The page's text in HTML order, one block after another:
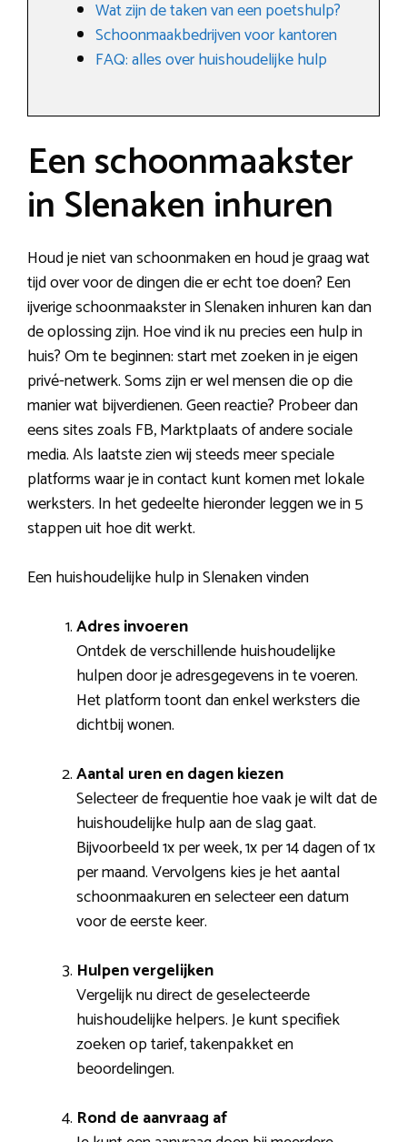
Wat zijn de taken van een poetshulp?
Schoonmaakbedrijven voor kantoren
FAQ: alles over huishoudelijke hulp
Een schoonmaakster
in Slenaken inhuren
Houd je niet van schoonmaken en houd je graag wat
tijd over voor de dingen die er echt toe doen? Een
ijverige schoonmaakster in Slenaken inhuren kan dan
de oplossing zijn. Hoe vind ik nu precies een hulp in
huis? Om te beginnen: start met zoeken in je eigen
privé-netwerk. Soms zijn er wel mensen die op die
manier wat bijverdienen. Geen reactie? Probeer dan
eens sites zoals FB, Marktplaats of andere sociale
media. Als laatste zien wij steeds meer speciale
platforms waar je in contact kunt komen met lokale
werksters. In het gedeelte hieronder leggen we in 5
stappen uit hoe dit werkt.
Een huishoudelijke hulp in Slenaken vinden
Adres invoeren
Ontdek de verschillende huishoudelijke
hulpen door je adresgegevens in te voeren.
Het platform toont dan enkel werksters die
dichtbij wonen.
Aantal uren en dagen kiezen
Selecteer de frequentie hoe vaak je wilt dat de
huishoudelijke hulp aan de slag gaat.
Bijvoorbeeld 1x per week, 1x per 14 dagen of 1x
per maand. Vervolgens kies je het aantal
schoonmaakuren en selecteer een datum
voor de eerste keer.
Hulpen vergelijken
Vergelijk nu direct de geselecteerde
huishoudelijke helpers. Je kunt specifiek
zoeken op tarief, takenpakket en
beoordelingen.
Rond de aanvraag af